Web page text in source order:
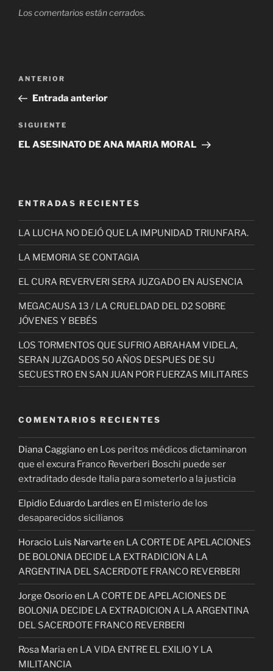
Los comentarios están cerrados.
Navegación
entradas
Entrada
anterior
ANTERIOR
Entrada anterior
Siguiente
entrada
SIGUIENTE
EL ASESINATO DE ANA MARIA MORAL
ENTRADAS RECIENTES
LA LUCHA NO DEJÓ QUE LA IMPUNIDAD TRIUNFARA.
LA MEMORIA SE CONTAGIA
EL CURA REVERVERI SERA JUZGADO EN AUSENCIA
MEGACAUSA 13 / LA CRUELDAD DEL D2 SOBRE
JÓVENES Y BEBÉS
LOS TORMENTOS QUE SUFRIO ABRAHAM VIDELA,
SERAN JUZGADOS 50 AÑOS DESPUES DE SU
SECUESTRO EN SAN JUAN POR FUERZAS MILITARES
COMENTARIOS RECIENTES
Diana Caggianoen Los peritos médicos dictaminaron
que el excura Franco Reverberi Boschi puede ser
extraditado desde Italia para someterlo a la justicia
Elpidio Eduardo Lardies en El misterio de los
desaparecidos sicilianos
Horacio Luis Narvarte en LA CORTE DE APELACIONES
DE BOLONIA DECIDE LA EXTRADICION A LA
ARGENTINA DEL SACERDOTE FRANCO REVERBERI
Jorge Osorioen LA CORTE DE APELACIONES DE
BOLONIA DECIDE LA EXTRADICION A LA ARGENTINA
DEL SACERDOTE FRANCO REVERBERI
Rosa Mariaen LA VIDA ENTRE EL EXILIO Y LA
MILITANCIA